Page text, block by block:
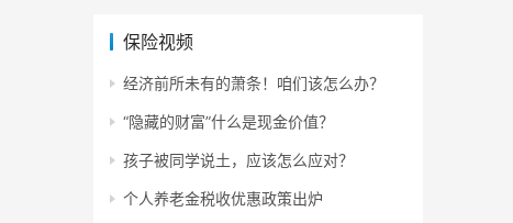
保险视频
经济前所未有的萧条！咱们该怎么办？
“隐藏的财富”什么是现金价值？
孩子被同学说土，应该怎么应对？
个人养老金税收优惠政策出炉